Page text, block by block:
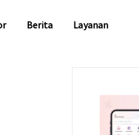
Berita Layanan